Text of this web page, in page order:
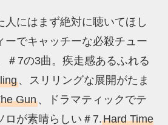
人にはまず絶対に聴いてほし
ーでキャッチーな必殺チュー
＃7の3曲。疾走感あるふれる
、スリリングな展開がたま
Gun、ドラマティックでテ
ロが素晴らしい＃7.Hard Time